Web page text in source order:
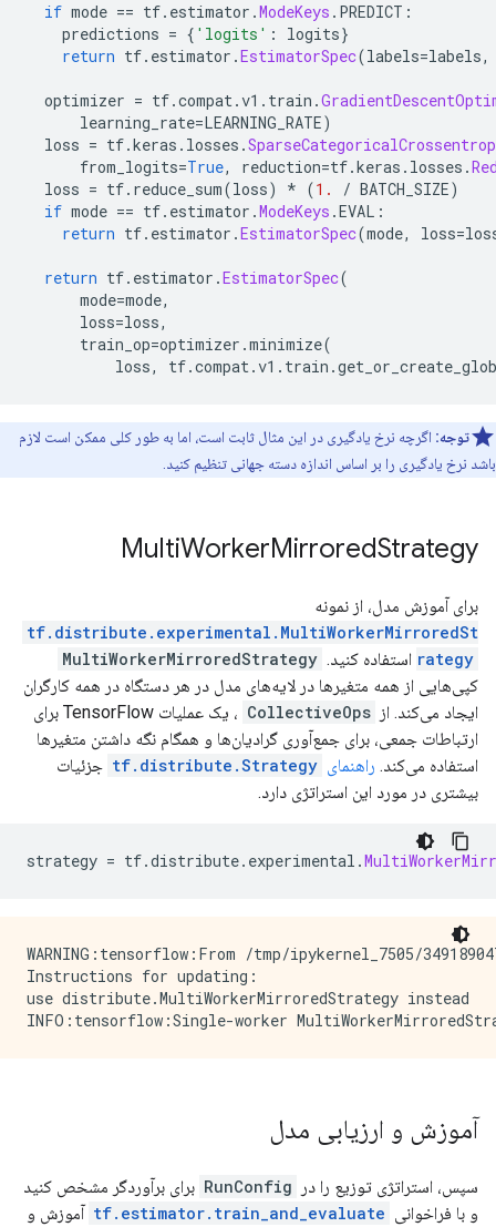
if mode == tf. estimator .ModeKeys . PREDICT :
predictions = { 'logits' : logits}
return tf. estimator .EstimatorSpec(labels=labels,
optimizer = tf.compat.v1 . train .
learning_rate=LEARNING_RATE)
loss = tf.keras . losses .
from_logits=True, reduction=tf.keras . losses .
loss = tf. reduce_sum(loss) * (1. / BATCH_SIZE)
if mode == tf. estimator .ModeKeys .EVAL :
return tf. estimator .EstimatorSpec(mode, loss=
return tf. estimator .EstimatorSpec(
mode=mode,
loss=loss,
train_op=optimizer .minimize(
loss, tf.compat.v1 . train .
توجه: اگرچه نرخ یادگیری در این مثال ثابت است، اما به طور کلی ممکن است لازم
باشد نرخ یادگیری را بر اساس اندازه دسته جهانی تنظیم کنید.
MultiWorkerMirroredStrategy
برای آموزش مدل، از نمونه
tf.distribute.experimental.MultiWorkerMirroredSt
rategy استفاده کنید. MultiWorkerMirroredStrategy
کپی‌هایی از همه متغیرها در لایه‌های مدل در هر دستگاه در همه کارگران
ایجاد می‌کند. از CollectiveOps
، یک عملیات TensorFlow برای
ارتباطات جمعی، برای جمع‌آوری گرادیان‌ها و همگام نگه داشتن متغیرها
استفاده می‌کند. راهنمای tf.distribute.Strategy جزئیات
بیشتری در مورد این استراتژی دارد.
strategy = tf.distribute. experimental .
WARNING:tensorflow:From /tmp/ipykernel_7505/
Instructions for updating:
use distribute.MultiWorkerMirroredStrategy instead
آموزش و ارزیابی مدل
سپس، استراتژی توزیع را در RunConfig برای برآوردگر مشخص کنید
و با فراخوانی tf.estimator.train_and_evaluate آموزش و